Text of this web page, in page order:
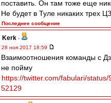
поставить. Он там тоже еще
Не будет в Туле никаких трех ЦЗ.
Последнее сообщение
Kerk -
28 ноя 2017 18:59
Взаимоотношения команды с
не пойму
https://twitter.com/fabulari/
52129